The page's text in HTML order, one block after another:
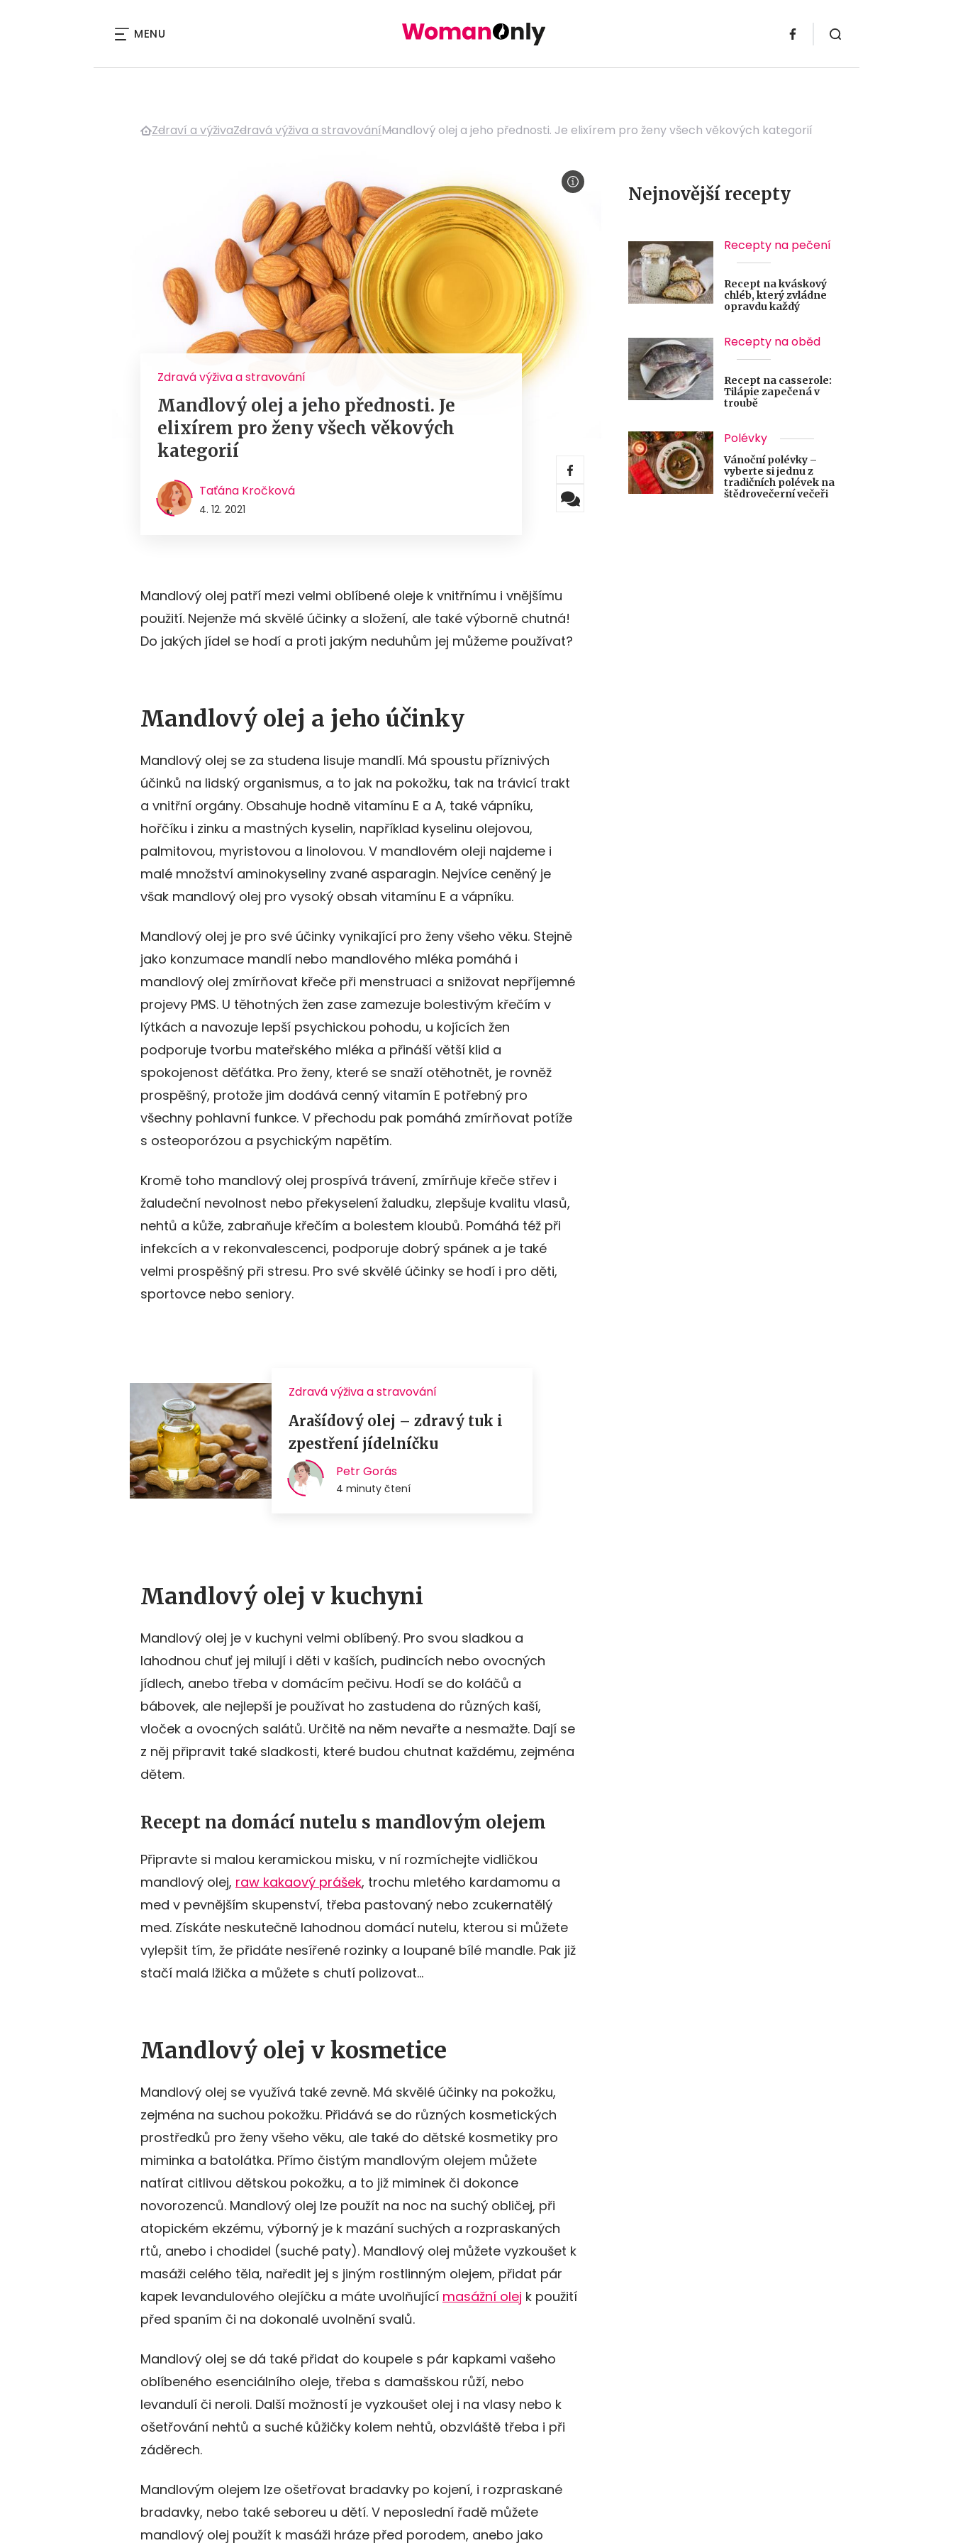
MENU
Zdraví a výživaZdravá výživa a stravováníMandlový olej a jeho přednosti. Je elixírem pro ženy všech věkových kategorií
Zdravá výživa a stravování
Mandlový olej a jeho přednosti. Je
elixírem pro ženy všech věkových
kategorií
Taťána Kročková
4. 12. 2021
Mandlový olej patří mezi velmi oblíbené oleje k vnitřnímu i vnějšímu
použití. Nejenže má skvělé účinky a složení, ale také výborně chutná!
Do jakých jídel se hodí a proti jakým neduhům jej můžeme používat?
Mandlový olej a jeho účinky
Mandlový olej se za studena lisuje mandlí. Má spoustu příznivých
účinků na lidský organismus, a to jak na pokožku, tak na trávicí trakt
a vnitřní orgány. Obsahuje hodně vitamínu E a A, také vápníku,
hořčíku i zinku a mastných kyselin, například kyselinu olejovou,
palmitovou, myristovou a linolovou. V mandlovém oleji najdeme i
malé množství aminokyseliny zvané asparagin. Nejvíce ceněný je
však mandlový olej pro vysoký obsah vitamínu E a vápníku.
Mandlový olej je pro své účinky vynikající pro ženy všeho věku. Stejně
jako konzumace mandlí nebo mandlového mléka pomáhá i
mandlový olej zmírňovat křeče při menstruaci a snižovat nepříjemné
projevy PMS. U těhotných žen zase zamezuje bolestivým křečím v
lýtkách a navozuje lepší psychickou pohodu, u kojících žen
podporuje tvorbu mateřského mléka a přináší větší klid a
spokojenost děťátka. Pro ženy, které se snaží otěhotnět, je rovněž
prospěšný, protože jim dodává cenný vitamín E potřebný pro
všechny pohlavní funkce. V přechodu pak pomáhá zmírňovat potíže
s osteoporózou a psychickým napětím.
Kromě toho mandlový olej prospívá trávení, zmírňuje křeče střev i
žaludeční nevolnost nebo překyselení žaludku, zlepšuje kvalitu vlasů,
nehtů a kůže, zabraňuje křečím a bolestem kloubů. Pomáhá též při
infekcích a v rekonvalescenci, podporuje dobrý spánek a je také
velmi prospěšný při stresu. Pro své skvělé účinky se hodí i pro děti,
sportovce nebo seniory.
Mandlový olej v kuchyni
Mandlový olej je v kuchyni velmi oblíbený. Pro svou sladkou a
lahodnou chuť jej milují i děti v kaších, pudincích nebo ovocných
jídlech, anebo třeba v domácím pečivu. Hodí se do koláčů a
bábovek, ale nejlepší je používat ho zastudena do různých kaší,
vloček a ovocných salátů. Určitě na něm nevařte a nesmažte. Dají se
z něj připravit také sladkosti, které budou chutnat každému, zejména
dětem.
Recept na domácí nutelu s mandlovým olejem
Připravte si malou keramickou misku, v ní rozmíchejte vidličkou
mandlový olej, raw kakaový prášek, trochu mletého kardamomu a
med v pevnějším skupenství, třeba pastovaný nebo zcukernatělý
med. Získáte neskutečně lahodnou domácí nutelu, kterou si můžete
vylepšit tím, že přidáte nesířené rozinky a loupané bílé mandle. Pak již
stačí malá lžička a můžete s chutí polizovat…
Mandlový olej v kosmetice
Mandlový olej se využívá také zevně. Má skvělé účinky na pokožku,
zejména na suchou pokožku. Přidává se do různých kosmetických
prostředků pro ženy všeho věku, ale také do dětské kosmetiky pro
miminka a batolátka. Přímo čistým mandlovým olejem můžete
natírat citlivou dětskou pokožku, a to již miminek či dokonce
novorozenců. Mandlový olej lze použít na noc na suchý obličej, při
atopickém ekzému, výborný je k mazání suchých a rozpraskaných
rtů, anebo i chodidel (suché paty). Mandlový olej můžete vyzkoušet k
masáži celého těla, naředit jej s jiným rostlinným olejem, přidat pár
kapek levandulového olejíčku a máte uvolňující masážní olej k použití
před spaním či na dokonalé uvolnění svalů.
Mandlový olej se dá také přidat do koupele s pár kapkami vašeho
oblíbeného esenciálního oleje, třeba s damašskou růží, nebo
levandulí či neroli. Další možností je vyzkoušet olej i na vlasy nebo k
ošetřování nehtů a suché kůžičky kolem nehtů, obzvláště třeba i při
záděrech.
Mandlovým olejem lze ošetřovat bradavky po kojení, i rozpraskané
bradavky, nebo také seboreu u dětí. V neposlední řadě můžete
mandlový olej použít k masáži hráze před porodem, anebo jako
Nejnovější recepty
Recepty na pečení
Recept na kváskový
chléb, který zvládne
opravdu každý
Recepty na oběd
Recept na casserole:
Tilápie zapečená v
troubě
Polévky
Vánoční polévky –
vyberte si jednu z
tradičních polévek na
štědrovečerní večeři